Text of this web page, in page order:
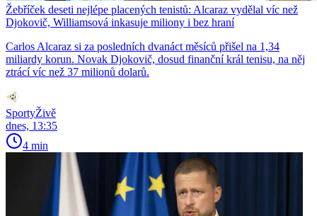
Žebříček deseti nejlépe placených tenistů: Alcaraz vydělal víc než
Djokovič, Williamsová inkasuje miliony i bez hraní
Carlos Alcaraz si za posledních dvanáct měsíců přišel na 1,34
miliardy korun. Novak Djokovič, dosud finanční král tenisu, na něj
ztrácí víc než 37 milionů dolarů.
SportyŽivě
dnes, 13:35
4 min